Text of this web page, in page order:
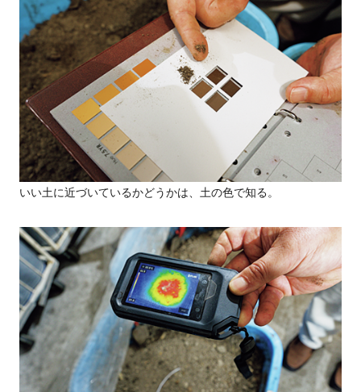
いい土に近づいているかどうかは、土の色で知る。